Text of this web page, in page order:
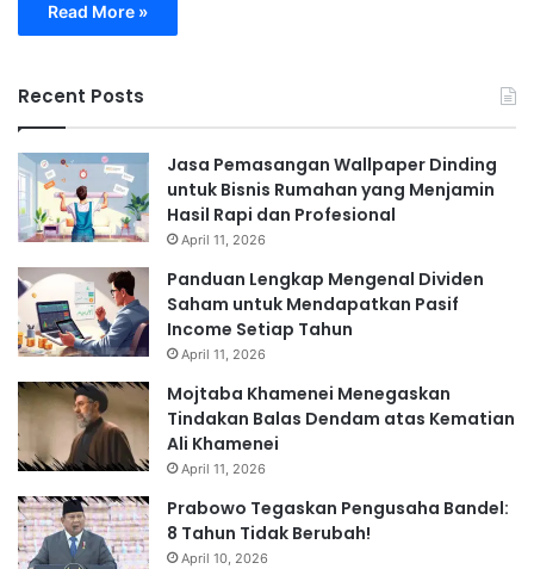
Read More »
Recent Posts
Jasa Pemasangan Wallpaper Dinding
untuk Bisnis Rumahan yang Menjamin
Hasil Rapi dan Profesional
April 11, 2026
Panduan Lengkap Mengenal Dividen
Saham untuk Mendapatkan Pasif
Income Setiap Tahun
April 11, 2026
Mojtaba Khamenei Menegaskan
Tindakan Balas Dendam atas Kematian
Ali Khamenei
April 11, 2026
Prabowo Tegaskan Pengusaha Bandel:
8 Tahun Tidak Berubah!
April 10, 2026